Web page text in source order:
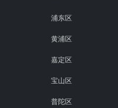
浦东区
黄浦区
嘉定区
宝山区
普陀区